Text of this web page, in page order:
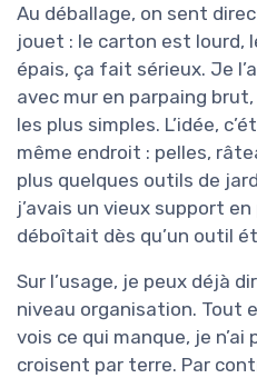
Au déballage, on sent
jouet : le carton est lourd,
épais, ça fait sérieux. Je
avec mur en parpaing
les plus simples. L’idée,
même endroit : pelles,
plus quelques outils de
j’avais un vieux support
déboîtait dès qu’un outil
Sur l’usage, je peux déjà
niveau organisation. Tout
vois ce qui manque, je
croisent par terre. Par